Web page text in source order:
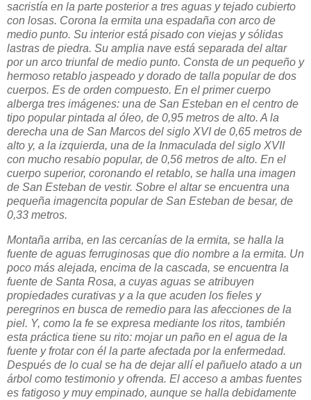
sacristía en la parte posterior a tres aguas y tejado cubierto
con losas. Corona la ermita una espadaña con arco de
medio punto. Su interior está pisado con viejas y sólidas
lastras de piedra. Su amplia nave está separada del altar
por un arco triunfal de medio punto. Consta de un pequeño y
hermoso retablo jaspeado y dorado de talla popular de dos
cuerpos. Es de orden compuesto. En el primer cuerpo
alberga tres imágenes: una de San Esteban en el centro de
tipo popular pintada al óleo, de 0,95 metros de alto. A la
derecha una de San Marcos del siglo XVI de 0,65 metros de
alto y, a la izquierda, una de la Inmaculada del siglo XVII
con mucho resabio popular, de 0,56 metros de alto. En el
cuerpo superior, coronando el retablo, se halla una imagen
de San Esteban de vestir. Sobre el altar se encuentra una
pequeña imagencita popular de San Esteban de besar, de
0,33 metros.
Montaña arriba, en las cercanías de la ermita, se halla la
fuente de aguas ferruginosas que dio nombre a la ermita. Un
poco más alejada, encima de la cascada, se encuentra la
fuente de Santa Rosa, a cuyas aguas se atribuyen
propiedades curativas y a la que acuden los fieles y
peregrinos en busca de remedio para las afecciones de la
piel. Y, como la fe se expresa mediante los ritos, también
esta práctica tiene su rito: mojar un paño en el agua de la
fuente y frotar con él la parte afectada por la enfermedad.
Después de lo cual se ha de dejar allí el pañuelo atado a un
árbol como testimonio y ofrenda. El acceso a ambas fuentes
es fatigoso y muy empinado, aunque se halla debidamente